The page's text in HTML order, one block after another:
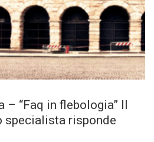
– “Faq in flebologia” Il
specialista risponde